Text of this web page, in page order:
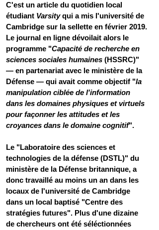
C'est un article du quotidien local
étudiant Varsity qui a mis l'université de
Cambridge sur la sellette en février 2019.
Le journal en ligne dévoilait alors le
programme "Capacité de recherche en
sciences sociales humaines (HSSRC)"
— en partenariat avec le ministère de la
Défense — qui avait comme objectif "la
manipulation ciblée de l'information
dans les domaines physiques et virtuels
pour façonner les attitudes et les
croyances dans le domaine cognitif".
Le "Laboratoire des sciences et
technologies de la défense (DSTL)" du
ministère de la Défense britannique, a
donc travaillé au moins un an dans les
locaux de l'université de Cambridge
dans un local baptisé "Centre des
stratégies futures". Plus d'une dizaine
de chercheurs ont été séléctionnées